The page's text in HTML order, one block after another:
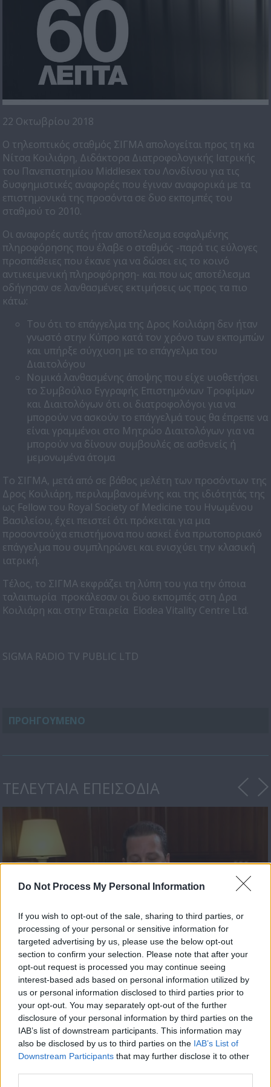
Do Not Process My Personal Information
If you wish to opt-out of the sale, sharing to third parties, or
processing of your personal or sensitive information for
targeted advertising by us, please use the below opt-out
section to confirm your selection. Please note that after your
opt-out request is processed you may continue seeing
interest-based ads based on personal information utilized by
us or personal information disclosed to third parties prior to
your opt-out. You may separately opt-out of the further
disclosure of your personal information by third parties on the
IAB’s list of downstream participants. This information may
also be disclosed by us to third parties on the IAB’s List of
Downstream Participants that may further disclose it to other
22 Οκτωβρίου 2018
Ο τηλεοπτικός σταθμός ΣΙΓΜΑ απολογείται προς τη κα
Νίτσα Κοιλιάρη, Διδάκτορα Διατροφολογικής Ιατρικής
του Πανεπιστημίου Middlesex του Λονδίνου για τις
δυσφημιστικές αναφορές που έγιναν αναφορικά με τα
επιστημονικά της προσόντα σε δυο εκπομπές του
σταθμού το 2010.
Οι αναφορές αυτές ήταν αποτέλεσμα εσφαλμένης
πληροφόρησης που έλαβε ο σταθμός -παρά τις εύλογες
προσπάθειες που έκανε για να δώσει εις το κοινό
αντικειμενική πληροφόρηση- και που ως αποτέλεσμα
οδήγησαν σε λανθασμένες εκτιμήσεις ως προς τα πιο
κάτω:
Του ότι το επάγγελμα της Δρος Κοιλιάρη δεν ήταν
γνωστό στην Κύπρο κατά τον χρόνο των εκπομπών
και υπήρξε σύγχυση με το επάγγελμα του
Διαιτολόγου
Νομικά λανθασμένης άποψης που είχε υιοθετήσει
το Συμβούλιο Εγγραφής Επιστημόνων Τροφίμων
και Διαιτολόγων ότι οι διατροφολόγοι για να
μπορούν να ασκούν το επάγγελμά τους θα έπρεπε να
είναι γραμμένοι στο Μητρώο Διαιτολόγων για να
μπορούν να δίνουν συμβουλές σε ασθενείς ή
μεμονωμένα άτομα
Το ΣΙΓΜΑ, μετά από σε βάθος μελέτη των προσόντων της
Δρος Κοιλιάρη, περιλαμβανομένης και της ιδιότητάς της
ως Fellow του Royal Society of Medicine του Ηνωμένου
Βασιλείου, έχει πειστεί ότι πρόκειται για μια
προσοντούχα επιστήμονα που ασκεί ένα πρωτοποριακό
επάγγελμα που συμπληρώνει και ενισχύει την κλασική
ιατρική.
Τέλος, το ΣΙΓΜΑ εκφράζει τη λύπη του για την όποια
ταλαιπωρία προκάλεσαν οι δυο εκπομπές στη Δρα
Κοιλιάρη και στην Εταιρεία Elodea Vitality Centre Ltd.
SIGMA RADIO TV PUBLIC LTD
ΠΡΟΗΓΟΥΜΕΝΟ
ΤΕΛΕΥΤΑΙΑ ΕΠΕΙΣΟΔΙΑ
60 Λεπτά 8ος εκπ.01